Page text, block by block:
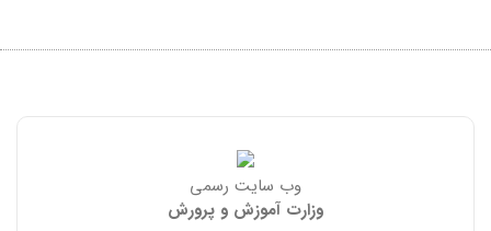
وب سایت رسمی
وزارت آموزش و پرورش